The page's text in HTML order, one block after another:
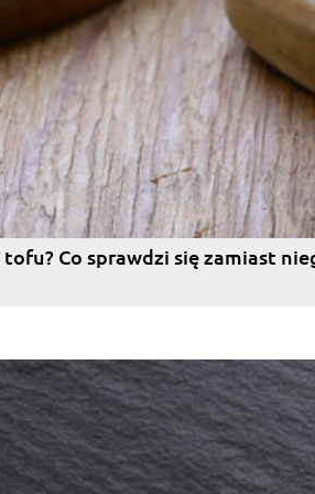
Co sprawdzi się zamiast